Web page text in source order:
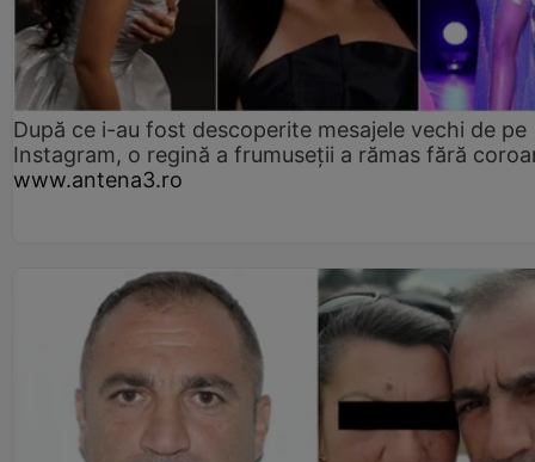
După ce i-au fost descoperite mesajele vechi de pe
Instagram, o regină a frumuseții a rămas fără
www.antena3.ro